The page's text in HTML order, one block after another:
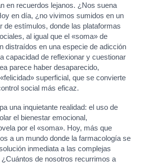
en recuerdos lejanos. ¿Nos suena
en día, ¿no vivimos sumidos en un
de estímulos, donde las plataformas
al igual que el «soma» de
distraídos en una especie de adicción
capacidad de reflexionar y cuestionar
parece haber desaparecido,
superficial, que se convierte
social más eficaz.
una inquietante realidad: el uso de
el bienestar emocional,
por el «soma». Hoy, más que
a un mundo donde la farmacología se
inmediata a las complejas
de nosotros recurrimos a